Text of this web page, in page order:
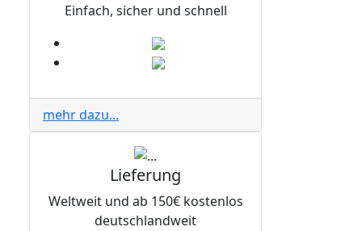
Einfach, sicher und schnell
mehr dazu...
Lieferung
Weltweit und ab 150€ kostenlos
deutschlandweit